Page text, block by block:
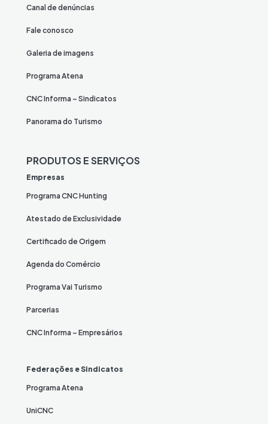
Canal de denúncias
Fale conosco
Galeria de imagens
Programa Atena
CNC Informa – Sindicatos
Panorama do Turismo
PRODUTOS E SERVIÇOS
Empresas
Programa CNC Hunting
Atestado de Exclusividade
Certificado de Origem
Agenda do Comércio
Programa Vai Turismo
Parcerias
CNC Informa – Empresários
Federações e Sindicatos
Programa Atena
UniCNC